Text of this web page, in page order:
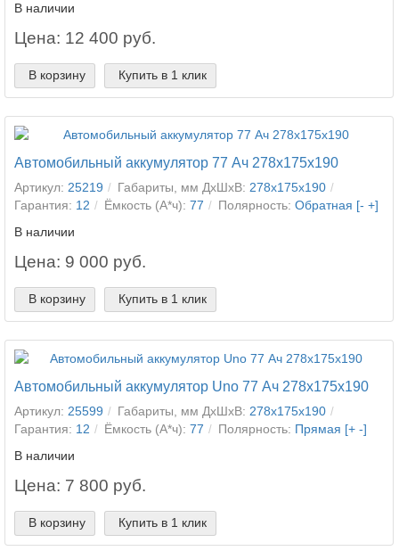
В наличии
Цена: 12 400 руб.
В корзину Купить в 1 клик
Автомобильный аккумулятор 77 Ач 278x175x190
Артикул: 25219 Габариты, мм ДхШхВ: 278x175x190
Гарантия: 12 Ёмкость (А*ч): 77 Полярность: Обратная [- +]
В наличии
Цена: 9 000 руб.
В корзину Купить в 1 клик
Автомобильный аккумулятор Uno 77 Ач 278x175x190
Артикул: 25599 Габариты, мм ДхШхВ: 278x175x190
Гарантия: 12 Ёмкость (А*ч): 77 Полярность: Прямая [+ -]
В наличии
Цена: 7 800 руб.
В корзину Купить в 1 клик